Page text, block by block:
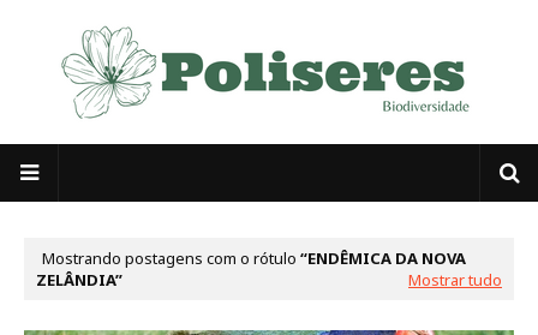
Mostrando postagens com o rótulo
ENDÊMICA DA NOVA
ZELÂNDIA
Mostrar tudo